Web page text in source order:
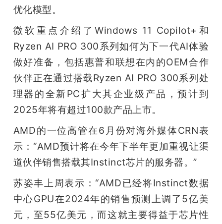
优化模型。
微软重点介绍了Windows 11 Copilot+和
Ryzen AI PRO 300系列如何为下一代AI体验
做好准备，包括惠普和联想在内的OEM合作
伙伴正在通过搭载Ryzen AI PRO 300系列处
理器的全新PC扩大其企业级产品，预计到
2025年将有超过100款产品上市。
AMD的一位高管在6月份对海外媒体CRN表
示：“AMD预计将在今年下半年更加重视让渠
道伙伴销售搭载其Instinct芯片的服务器。”
苏姿丰上周表示：“AMD已经将Instinct数据
中心GPU在2024年的销售预测上调了5亿美
元，至55亿美元，而这就主要得益于芯片性